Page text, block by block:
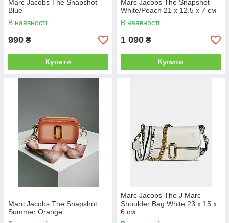
Marc Jacobs The Snapshot
Blue
В наявності
990 ₴
Купити
Marc Jacobs The Snapshot
White/Peach 21 х 12.5 х 7 см
В наявності
1 090 ₴
Купити
Marc Jacobs The Snapshot
Summer Orange
Marc Jacobs The J Marc
Shoulder Bag White 23 х 15 х
6 см